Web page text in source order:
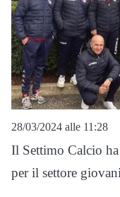
28/03/2024 alle 11:28
Il Settimo Calcio
per il settore